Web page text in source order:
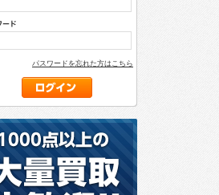
パスワードを忘れた方はこちら